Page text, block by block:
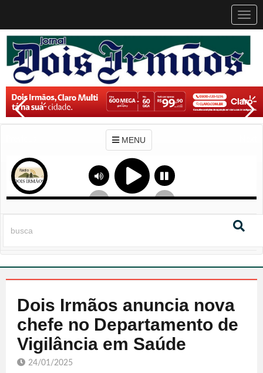
MENU
Dois Irmãos anuncia nova
chefe no Departamento de
Vigilância em Saúde
24/01/2025